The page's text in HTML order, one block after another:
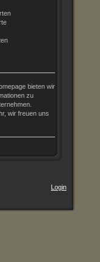
bieten wir
zu
wir freuen uns
Login